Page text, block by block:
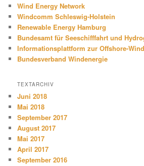
Wind Energy Network
Windcomm Schleswig-Holstein
Renewable Energy Hamburg
Bundesamt für Seeschifffahrt und
Informationsplattform zur Offshore-
Bundesverband Windenergie
TEXTARCHIV
Juni 2018
Mai 2018
September 2017
August 2017
Mai 2017
April 2017
September 2016